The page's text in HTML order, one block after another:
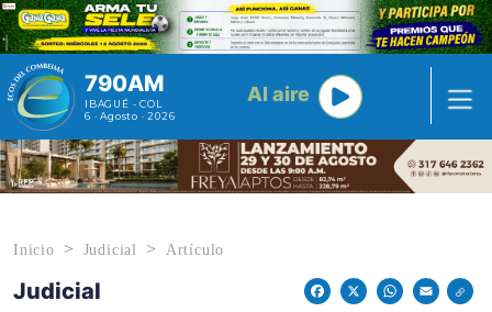
Pasar al contenido principal
790AM
IBAGUÉ - COL
6 · Agosto · 2026
Al aire
Inicio Judicial Artículo
Econoticias y Eventos
Judicial
FacebookX WhatsAppEmail